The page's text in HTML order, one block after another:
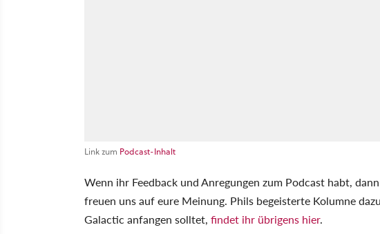
Link zum Podcast-Inhalt
Wenn ihr Feedback und Anregungen zum Podcast habt,
freuen uns auf eure Meinung. Phils begeisterte Kolumne
Galactic anfangen solltet, findet ihr übrigens hier.